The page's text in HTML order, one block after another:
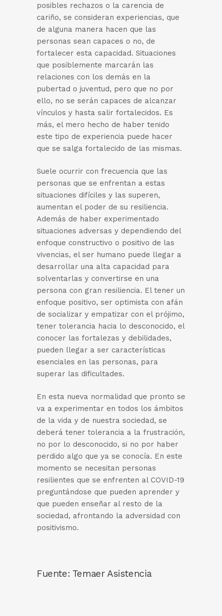
posibles rechazos o la carencia de
cariño, se consideran experiencias, que
de alguna manera hacen que las
personas sean capaces o no, de
fortalecer esta capacidad. Situaciones
que posiblemente marcarán las
relaciones con los demás en la
pubertad o juventud, pero que no por
ello, no se serán capaces de alcanzar
vínculos y hasta salir fortalecidos. Es
más, el mero hecho de haber tenido
este tipo de experiencia puede hacer
que se salga fortalecido de las mismas.
Suele ocurrir con frecuencia que las
personas que se enfrentan a estas
situaciones difíciles y las superen,
aumentan el poder de su resiliencia.
Además de haber experimentado
situaciones adversas y dependiendo del
enfoque constructivo o positivo de las
vivencias, el ser humano puede llegar a
desarrollar una alta capacidad para
solventarlas y convertirse en una
persona con gran resiliencia. El tener un
enfoque positivo, ser optimista con afán
de socializar y empatizar con el prójimo,
tener tolerancia hacia lo desconocido, el
conocer las fortalezas y debilidades,
pueden llegar a ser características
esenciales en las personas, para
superar las dificultades.
En esta nueva normalidad que pronto se
va a experimentar en todos los ámbitos
de la vida y de nuestra sociedad, se
deberá tener tolerancia a la frustración,
no por lo desconocido, si no por haber
perdido algo que ya se conocía. En este
momento se necesitan personas
resilientes que se enfrenten al COVID-19
preguntándose que pueden aprender y
que pueden enseñar al resto de la
sociedad, afrontando la adversidad con
positivismo.
Fuente: Temaer Asistencia